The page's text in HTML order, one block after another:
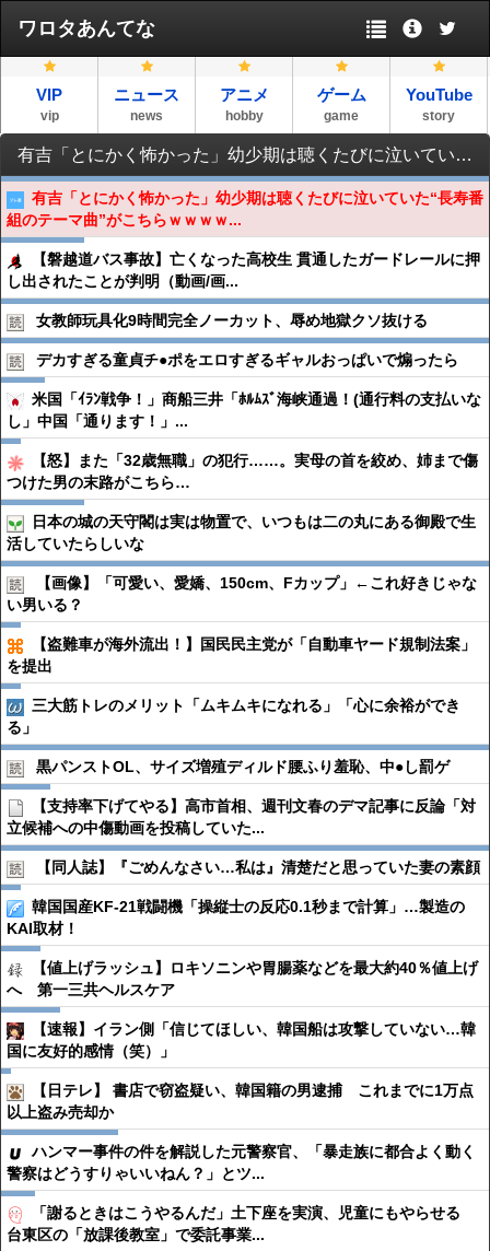
ワロタあんてな
VIP
vip
ニュース
news
アニメ
hobby
ゲーム
game
YouTube
story
有吉「とにかく怖かった」幼少期は聴くたびに泣いていた“長寿番組のテーマ曲”がこちらｗｗｗｗｗｗ
有吉「とにかく怖かった」幼少期は聴くたびに泣いていた“長寿番
組のテーマ曲”がこちらｗｗｗｗ...
【磐越道バス事故】亡くなった高校生 貫通したガードレールに押
し出されたことが判明（動画/画...
女教師玩具化9時間完全ノーカット、辱め地獄クソ抜ける
デカすぎる童貞チ●︎ポをエロすぎるギャルおっぱいで煽ったら
米国「ｲﾗﾝ戦争！」商船三井「ﾎﾙﾑｽﾞ海峡通過！(通行料の支払いな
し」中国「通ります！」...
【怒】また「32歳無職」の犯行……。実母の首を絞め、姉まで傷
つけた男の末路がこちら…
日本の城の天守閣は実は物置で、いつもは二の丸にある御殿で生
活していたらしいな
【画像】「可愛い、愛嬌、150cm、Fカップ」←これ好きじゃな
い男いる？
【盗難車が海外流出！】国民民主党が「自動車ヤード規制法案」
を提出
三大筋トレのメリット「ムキムキになれる」「心に余裕ができ
る」
黒パンストOL、サイズ増殖ディルド腰ふり羞恥、中●︎し罰ゲ
【支持率下げてやる】高市首相、週刊文春のデマ記事に反論「対
立候補への中傷動画を投稿していた...
【同人誌】『ごめんなさい…私は』清楚だと思っていた妻の素顔
韓国国産KF-21戦闘機「操縦士の反応0.1秒まで計算」…製造の
KAI取材！
【値上げラッシュ】ロキソニンや胃腸薬などを最大約40％値上げ
へ 第一三共ヘルスケア
【速報】イラン側「信じてほしい、韓国船は攻撃していない…韓
国に友好的感情（笑）」
【日テレ】 書店で窃盗疑い、韓国籍の男逮捕 これまでに1万点
以上盗み売却か
ハンマー事件の件を解説した元警察官、「暴走族に都合よく動く
警察はどうすりゃいいねん？」とツ...
「謝るときはこうやるんだ」土下座を実演、児童にもやらせる
台東区の「放課後教室」で委託事業...